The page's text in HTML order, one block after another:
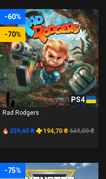
-60%
-70%
PS4
Rad Rodgers
259,60 ₴ 194,70 ₴ 649,00 ₴
-75%